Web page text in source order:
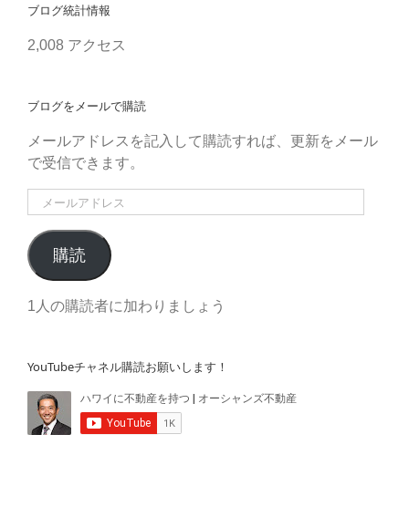
ブログ統計情報
2,008 アクセス
ブログをメールで購読
メールアドレスを記入して購読すれば、更新をメール
で受信できます。
ー
ル
ア
レ
購読
1人の購読者に加わりましょう
YouTubeチャネル購読お願いします！